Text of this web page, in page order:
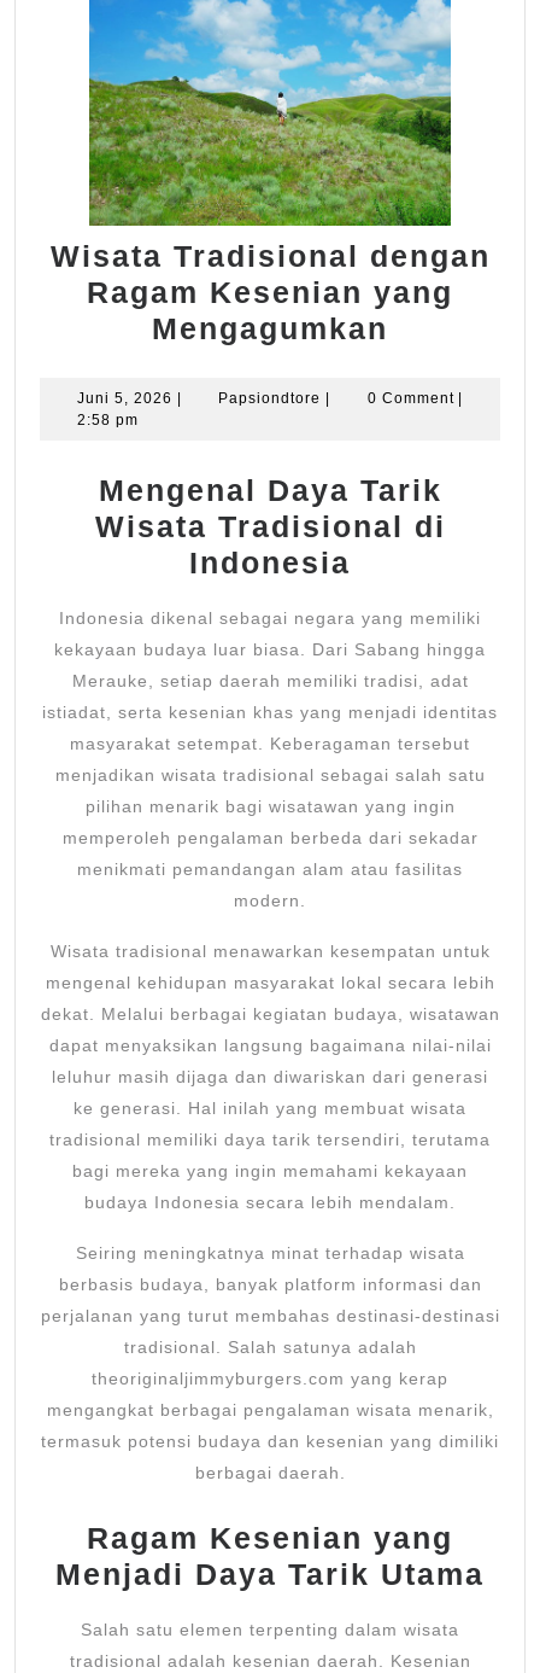
Wisata Tradisional dengan
Ragam Kesenian yang
Mengagumkan
dengan
Kesenian
yang
Juni 5, 2026 Juni
Papsiondtore Papsiondtore
0 Comment
2:58 pm
Mengenal Daya Tarik
Wisata Tradisional di
Indonesia
Indonesia dikenal sebagai negara yang memiliki
kekayaan budaya luar biasa. Dari Sabang hingga
Merauke, setiap daerah memiliki tradisi, adat
istiadat, serta kesenian khas yang menjadi identitas
masyarakat setempat. Keberagaman tersebut
menjadikan wisata tradisional sebagai salah satu
pilihan menarik bagi wisatawan yang ingin
memperoleh pengalaman berbeda dari sekadar
menikmati pemandangan alam atau fasilitas
modern.
Wisata tradisional menawarkan kesempatan untuk
mengenal kehidupan masyarakat lokal secara lebih
dekat. Melalui berbagai kegiatan budaya, wisatawan
dapat menyaksikan langsung bagaimana nilai-nilai
leluhur masih dijaga dan diwariskan dari generasi
ke generasi. Hal inilah yang membuat wisata
tradisional memiliki daya tarik tersendiri, terutama
bagi mereka yang ingin memahami kekayaan
budaya Indonesia secara lebih mendalam.
Seiring meningkatnya minat terhadap wisata
berbasis budaya, banyak platform informasi dan
perjalanan yang turut membahas destinasi-destinasi
tradisional. Salah satunya adalah
theoriginaljimmyburgers.com yang kerap
mengangkat berbagai pengalaman wisata menarik,
termasuk potensi budaya dan kesenian yang dimiliki
berbagai daerah.
Ragam Kesenian yang
Menjadi Daya Tarik Utama
Salah satu elemen terpenting dalam wisata
tradisional adalah kesenian daerah. Kesenian